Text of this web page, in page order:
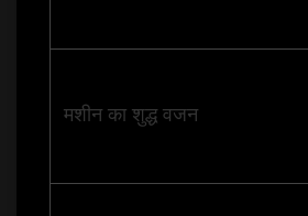
मशीन का शुद्ध वजन